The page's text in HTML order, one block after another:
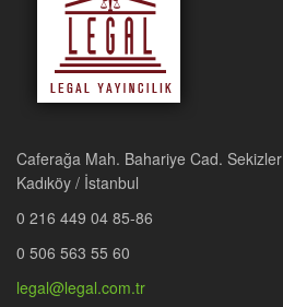
Caferağa Mah. Bahariye Cad.
Kadıköy / İstanbul
0 216 449 04 85-86
0 506 563 55 60
legal@legal.com.tr